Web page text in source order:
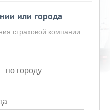
или города
страховой компании
по городу